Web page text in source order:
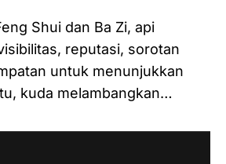
Shui dan Ba Zi, api
reputasi, sorotan
untuk menunjukkan
kuda melambangkan…